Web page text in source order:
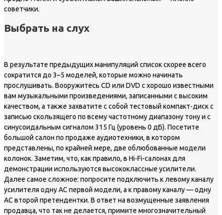
советчики.
Выбрать на слух
В результате предыдущих манипуляций список скорее всего
сократится до 3–5 моделей, которые можно начинать
прослушивать. Вооружитесь CD или DVD с хорошо известными
вам музыкальными произведениями, записанными с высоким
качеством, а также захватите с собой тестовый компакт-диск с
записью скользящего по всему частотному диапазону тону и с
синусоидальным сигналом 315 Гц (уровень 0 дБ). Посетите
большой салон по продаже аудиотехники, в котором
представлены, по крайней мере, две облюбованные модели
колонок. Заметим, что, как правило, в Hi-Fi-салонах для
демонстрации используются высококлассные усилители.
Далее самое сложное: попросите подключить к левому каналу
усилителя одну АС первой модели, а к правому каналу — одну
АС второй претендентки. В ответ на возмущенные заявления
продавца, что так не делается, примите многозначительный